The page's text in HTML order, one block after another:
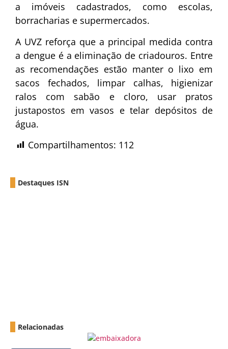
a imóveis cadastrados, como escolas,
borracharias e supermercados.
A UVZ reforça que a principal medida contra
a dengue é a eliminação de criadouros. Entre
as recomendações estão manter o lixo em
sacos fechados, limpar calhas, higienizar
ralos com sabão e cloro, usar pratos
justapostos em vasos e telar depósitos de
água.
Compartilhamentos: 112
Destaques ISN
Relacionadas